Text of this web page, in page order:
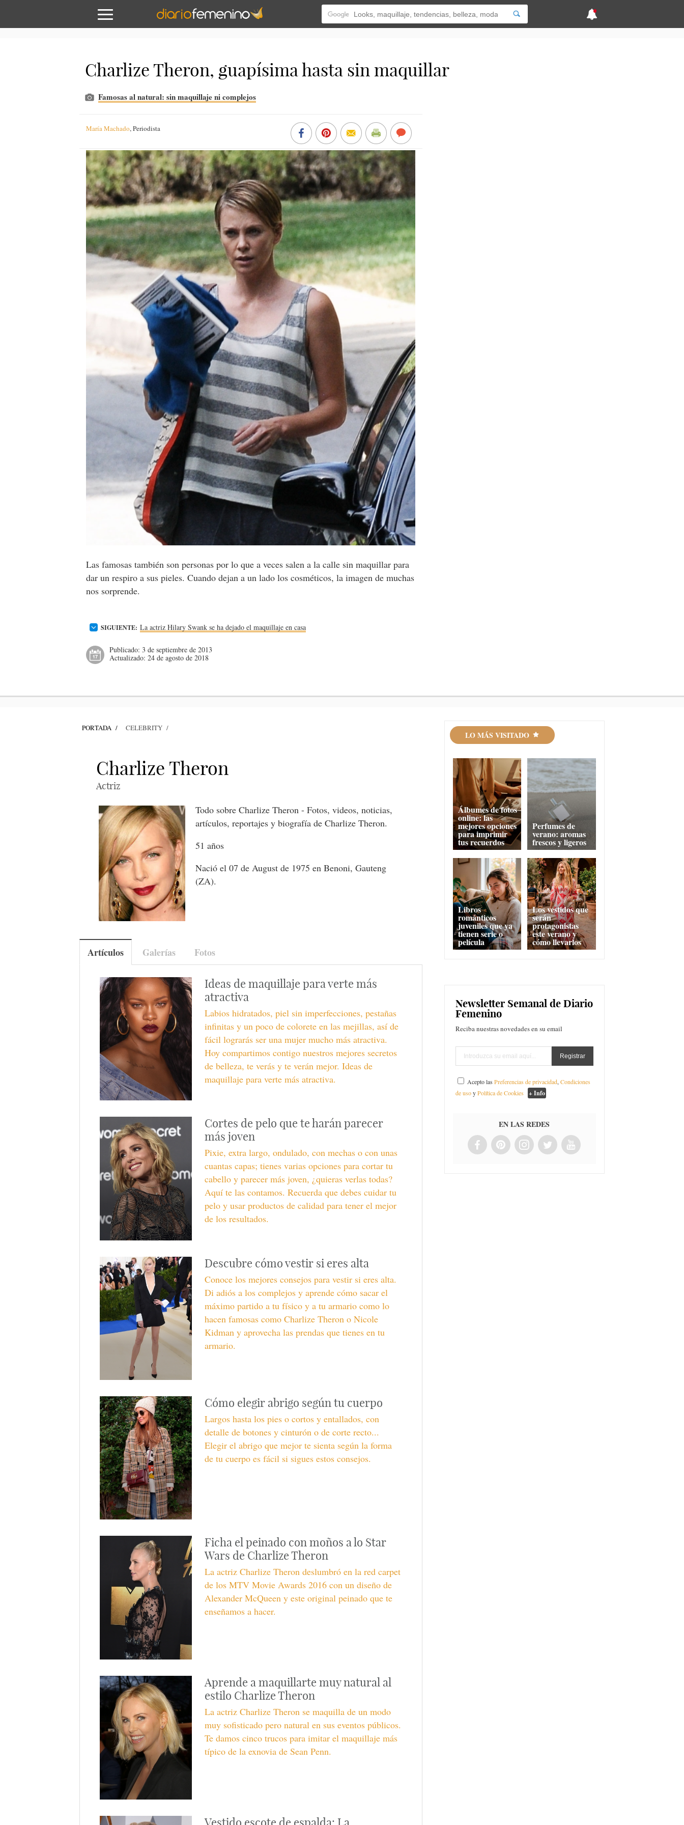
Charlize Theron, guapísima hasta sin maquillar
Famosas al natural: sin maquillaje ni complejos
María Machado,Periodista
Las famosas también son personas por lo que a veces salen a la calle sin maquillar para
dar un respiro a sus pieles. Cuando dejan a un lado los cosméticos, la imagen de muchas
nos sorprende.
SIGUIENTE: La actriz Hilary Swank se ha dejado el maquillaje en casa
Publicado:3 de septiembre de 2013
Actualizado:24 de agosto de 2018
PORTADA CELEBRITY
Charlize Theron
Actriz
Todo sobre Charlize Theron - Fotos, videos, noticias,
artículos, reportajes y biografía de Charlize Theron.
51 años
Nació el 07 de August de 1975 en Benoni, Gauteng
(ZA).
Artículos Galerías Fotos
Ideas de maquillaje para verte más
atractiva
Labios hidratados, piel sin imperfecciones, pestañas
infinitas y un poco de colorete en las mejillas, así de
fácil lograrás ser una mujer mucho más atractiva.
Hoy compartimos contigo nuestros mejores secretos
de belleza, te verás y te verán mejor. Ideas de
maquillaje para verte más atractiva.
Cortes de pelo que te harán parecer
más joven
Pixie, extra largo, ondulado, con mechas o con unas
cuantas capas; tienes varias opciones para cortar tu
cabello y parecer más joven, ¿quieras verlas todas?
Aquí te las contamos. Recuerda que debes cuidar tu
pelo y usar productos de calidad para tener el mejor
de los resultados.
Descubre cómo vestir si eres alta
Conoce los mejores consejos para vestir si eres alta.
Di adiós a los complejos y aprende cómo sacar el
máximo partido a tu físico y a tu armario como lo
hacen famosas como Charlize Theron o Nicole
Kidman y aprovecha las prendas que tienes en tu
armario.
Cómo elegir abrigo según tu cuerpo
Largos hasta los pies o cortos y entallados, con
detalle de botones y cinturón o de corte recto...
Elegir el abrigo que mejor te sienta según la forma
de tu cuerpo es fácil si sigues estos consejos.
Ficha el peinado con moños a lo Star
Wars de Charlize Theron
La actriz Charlize Theron deslumbró en la red carpet
de los MTV Movie Awards 2016 con un diseño de
Alexander McQueen y este original peinado que te
enseñamos a hacer.
Aprende a maquillarte muy natural al
estilo Charlize Theron
La actriz Charlize Theron se maquilla de un modo
muy sofisticado pero natural en sus eventos públicos.
Te damos cinco trucos para imitar el maquillaje más
típico de la exnovia de Sean Penn.
LO MÁS VISITADO
Álbumes de fotos
online: las
mejores opciones
para imprimir
tus recuerdos
Perfumes de
verano: aromas
frescos y ligeros
Libros
románticos
juveniles que ya
tienen serie o
película
Los vestidos que
serán
protagonistas
este verano y
cómo llevarlos
Newsletter Semanal de Diario
Femenino
Reciba nuestras novedades en su email
Acepto lasPreferencias de privacidad,Condiciones
de usoyPolítica de Cookies + Info
EN LAS REDES